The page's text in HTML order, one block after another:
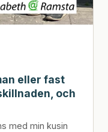
eller fast
och
med min kusin